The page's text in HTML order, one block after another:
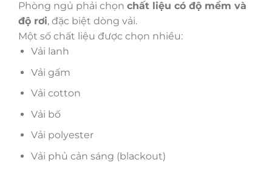
Phòng ngủ phải chọn chất liệu có độ mềm và
độ rơi, đặc biệt dòng vải.
Một số chất liệu được chọn nhiều:
Vải lanh
Vải gấm
Vải cotton
Vải bố
Vải polyester
Vải phủ cản sáng (blackout)